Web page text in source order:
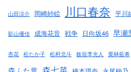
山田涼介 岡崎紗絵 川口春奈 平川
影山優佳 成海花音 戦争 日向坂46 早瀬
杏花 松たか子 松村北斗 板垣李光人 栗林藍希